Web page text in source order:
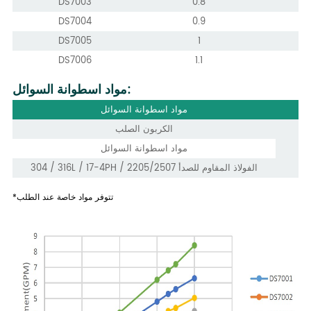
DS7004
0.9
DS7005
1
DS7006
1.1
مواد اسطوانة السوائل:
مواد اسطوانة السوائل
الكربون الصلب
مواد اسطوانة السوائل
304 / 316L / 17-4PH / 2205/2507 الفولاذ المقاوم للصدأ
*تتوفر مواد خاصة عند الطلب